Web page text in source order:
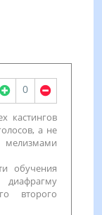
0
кастингов
а не
обучения
второго